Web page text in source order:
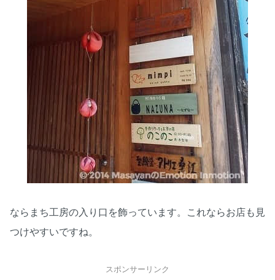
ならまち工房の入り口を飾っています。これならお店も見
つけやすいですね。
スポンサーリンク